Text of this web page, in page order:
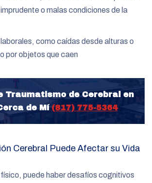
o malas condiciones de la
como caídas desde alturas o
por objetos que caen
Traumatismo de Cerebral en
de Mí(817) 775-5364
Cerebral Puede Afectar su Vida
puede haber desafíos cognitivos